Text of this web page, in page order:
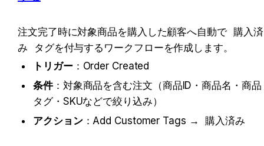
注文完了時に対象商品を購入した顧客へ自動で 購入済
み
タグを付与するワークフローを作成します。
トリガー：Order Created
条件：対象商品を含む注文（商品ID・商品名・商品
タグ・SKUなどで絞り込み）
アクション：Add Customer Tags → 購入済み